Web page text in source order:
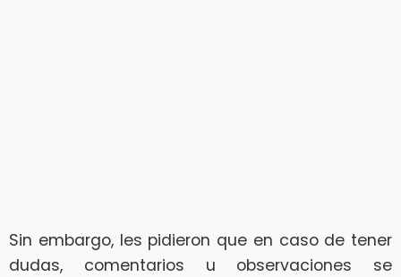
Sin embargo, les pidieron que en caso de tener
dudas, comentarios u observaciones se